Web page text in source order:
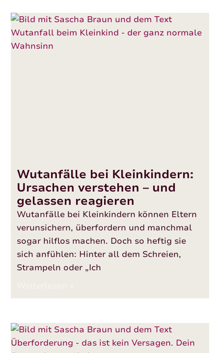
Wutanfälle bei Kleinkindern:
Ursachen verstehen – und
gelassen reagieren
Wutanfälle bei Kleinkindern können Eltern
verunsichern, überfordern und manchmal
sogar hilflos machen. Doch so heftig sie
sich anfühlen: Hinter all dem Schreien,
Strampeln oder „Ich